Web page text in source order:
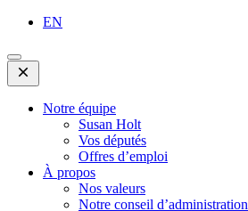
EN
Open
Mobile
Menu
Notre équipe
Susan Holt
Vos députés
Offres d’emploi
À propos
Nos valeurs
Notre conseil d’administration